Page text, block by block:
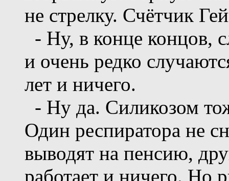
не стрелку. Счётчик
- Ну, в конце концов,
и очень редко
лет и ничего.
- Ну да. Силикозом
Один респиратора не
выводят на пенсию,
работает и ничего. Но